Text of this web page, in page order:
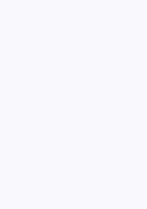
в